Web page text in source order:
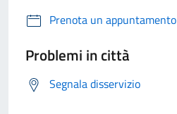
Prenota un appuntamento
Problemi in città
Segnala disservizio